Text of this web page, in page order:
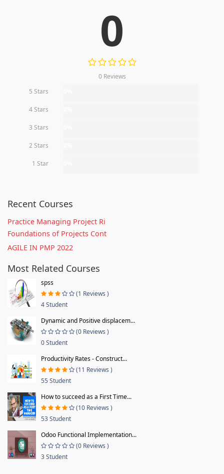
0
0 Reviews
5 Stars
4 Stars
3 Stars
2 Stars
1 Star
Recent Courses
Practice Managing Project Ri
Foundations of Projects Cont
AGILE IN PMP 2022
Most Related Courses
spss
(1 Reviews )
4 Student
Dynamic and Positive displacem...
(0 Reviews )
0 Student
Productivity Rates - Construct...
(11 Reviews )
55 Student
How to succeed as a First Time...
(10 Reviews )
53 Student
Odoo Functional Implementation...
(0 Reviews )
3 Student